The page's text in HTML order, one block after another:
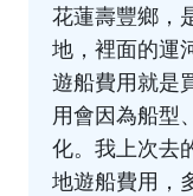
花蓮壽豐鄉，
地，裡面的運
遊船費用就是
用會因為船型
化。我上次去
地遊船費用，